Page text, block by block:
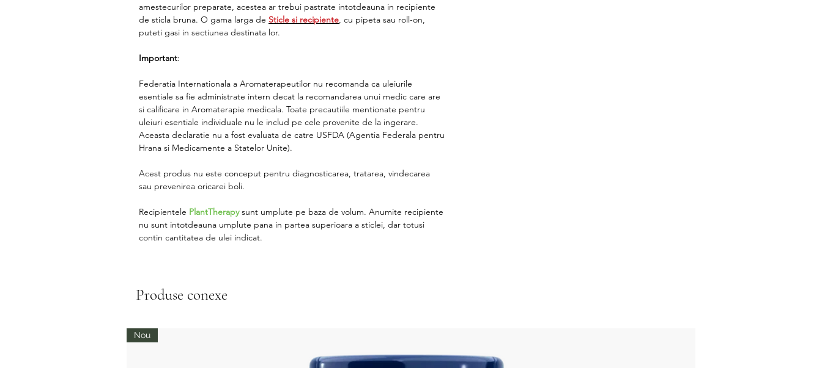
amestecurilor preparate, acestea ar trebui pastrate intotdeauna in recipiente
de sticla bruna. O gama larga de Sticle si recipiente, cu pipeta sau roll-on,
puteti gasi in sectiunea destinata lor.
Important:
Federatia Internationala a Aromaterapeutilor nu recomanda ca uleiurile
esentiale sa fie administrate intern decat la recomandarea unui medic care are
si calificare in Aromaterapie medicala. Toate precautiile mentionate pentru
uleiuri esentiale individuale nu le includ pe cele provenite de la ingerare.
Aceasta declaratie nu a fost evaluata de catre USFDA (Agentia Federala pentru
Hrana si Medicamente a Statelor Unite).
Acest produs nu este conceput pentru diagnosticarea, tratarea, vindecarea
sau prevenirea oricarei boli.
Recipientele PlantTherapysunt umplute pe baza de volum. Anumite recipiente
nu sunt intotdeauna umplute pana in partea superioara a sticlei, dar totusi
contin cantitatea de ulei indicat.
Produse conexe
Nou